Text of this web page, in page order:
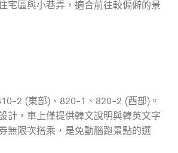
宅區與小巷弄，適合前往較偏僻的景
2 (東部)、820-1、820-2 (西部)。
計，車上僅提供韓文說明與韓英文字
無限次搭乘，是免動腦跑景點的選